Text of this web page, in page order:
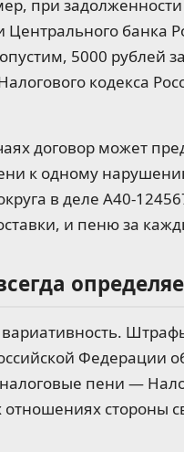
при
банка
5000 рублей
кодекса
договор может
к одному
в деле А40-
и пеню за
Федерации
пени —
стороны